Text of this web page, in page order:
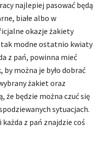
najlepiej pasować będą
białe albo w
okazje żakiety
tak modne ostatnio kwiaty
z pań, powinna mieć
można je było dobrać
żakiet oraz
że będzie można czuć się
sytuacjach.
z pań znajdzie coś